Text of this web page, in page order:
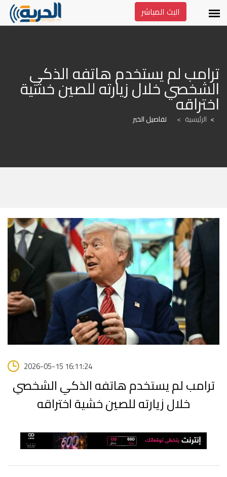
البث المباشر
اختراقه
الرئيسية > تفاصيل الخبر
2026-05-15 16:11:24
ترامب لم يستخدم هاتفه الذكي الشخصي
خلال زيارته للصين خشية اختراقه